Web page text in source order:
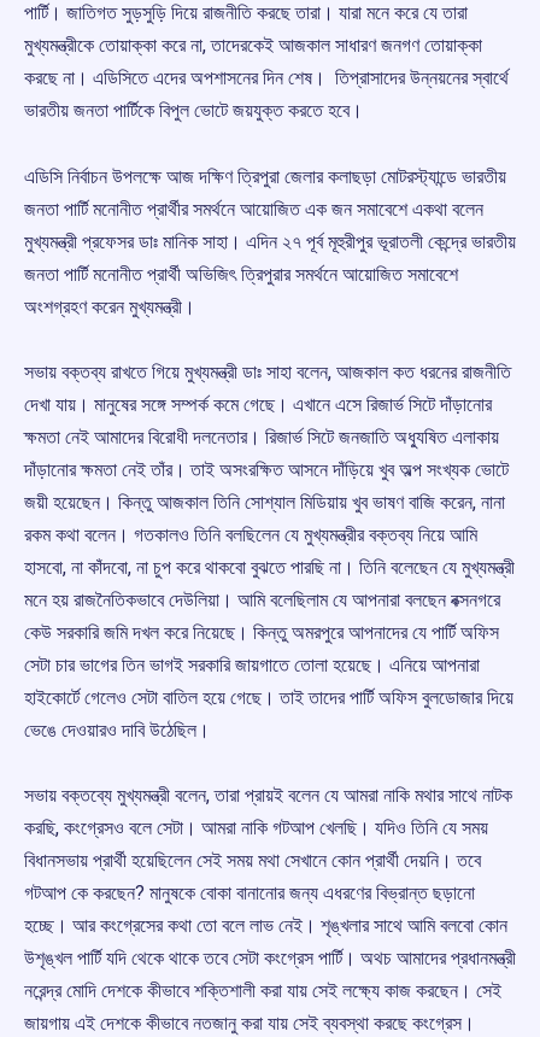
পার্টি। জাতিগত সুড়সুড়ি দিয়ে রাজনীতি করছে তারা। যারা মনে করে যে তারা
মুখ্যমন্ত্রীকে তোয়াক্কা করে না, তাদেরকেই আজকাল সাধারণ জনগণ তোয়াক্কা
করছে না। এডিসিতে এদের অপশাসনের দিন শেষ। তিপ্রাসাদের উন্নয়নের স্বার্থে
ভারতীয় জনতা পার্টিকে বিপুল ভোটে জয়যুক্ত করতে হবে।
এডিসি নির্বাচন উপলক্ষে আজ দক্ষিণ ত্রিপুরা জেলার কলাছড়া মোটরস্ট্যান্ডে ভারতীয়
জনতা পার্টি মনোনীত প্রার্থীর সমর্থনে আয়োজিত এক জন সমাবেশে একথা বলেন
মুখ্যমন্ত্রী প্রফেসর ডাঃ মানিক সাহা। এদিন ২৭ পূর্ব মূহুরীপুর ভূরাতলী কেন্দ্রে ভারতীয়
জনতা পার্টি মনোনীত প্রার্থী অভিজিৎ ত্রিপুরার সমর্থনে আয়োজিত সমাবেশে
অংশগ্রহণ করেন মুখ্যমন্ত্রী।
সভায় বক্তব্য রাখতে গিয়ে মুখ্যমন্ত্রী ডাঃ সাহা বলেন, আজকাল কত ধরনের রাজনীতি
দেখা যায়। মানুষের সঙ্গে সম্পর্ক কমে গেছে। এখানে এসে রিজার্ভ সিটে দাঁড়ানোর
ক্ষমতা নেই আমাদের বিরোধী দলনেতার। রিজার্ভ সিটে জনজাতি অধ্যুষিত এলাকায়
দাঁড়ানোর ক্ষমতা নেই তাঁর। তাই অসংরক্ষিত আসনে দাঁড়িয়ে খুব অল্প সংখ্যক ভোটে
জয়ী হয়েছেন। কিন্তু আজকাল তিনি সোশ্যাল মিডিয়ায় খুব ভাষণ বাজি করেন, নানা
রকম কথা বলেন। গতকালও তিনি বলছিলেন যে মুখ্যমন্ত্রীর বক্তব্য নিয়ে আমি
হাসবো, না কাঁদবো, না চুপ করে থাকবো বুঝতে পারছি না। তিনি বলেছেন যে মুখ্যমন্ত্রী
মনে হয় রাজনৈতিকভাবে দেউলিয়া। আমি বলেছিলাম যে আপনারা বলছেন বক্সনগরে
কেউ সরকারি জমি দখল করে নিয়েছে। কিন্তু অমরপুরে আপনাদের যে পার্টি অফিস
সেটা চার ভাগের তিন ভাগই সরকারি জায়গাতে তোলা হয়েছে। এনিয়ে আপনারা
হাইকোর্টে গেলেও সেটা বাতিল হয়ে গেছে। তাই তাদের পার্টি অফিস বুলডোজার দিয়ে
ভেঙে দেওয়ারও দাবি উঠেছিল।
সভায় বক্তব্যে মুখ্যমন্ত্রী বলেন, তারা প্রায়ই বলেন যে আমরা নাকি মথার সাথে নাটক
করছি, কংগ্রেসও বলে সেটা। আমরা নাকি গটআপ খেলছি। যদিও তিনি যে সময়
বিধানসভায় প্রার্থী হয়েছিলেন সেই সময় মথা সেখানে কোন প্রার্থী দেয়নি। তবে
গটআপ কে করছেন? মানুষকে বোকা বানানোর জন্য এধরণের বিভ্রান্ত ছড়ানো
হচ্ছে। আর কংগ্রেসের কথা তো বলে লাভ নেই। শৃঙ্খলার সাথে আমি বলবো কোন
উশৃঙ্খল পার্টি যদি থেকে থাকে তবে সেটা কংগ্রেস পার্টি। অথচ আমাদের প্রধানমন্ত্রী
নরেন্দ্র মোদি দেশকে কীভাবে শক্তিশালী করা যায় সেই লক্ষ্যে কাজ করছেন। সেই
জায়গায় এই দেশকে কীভাবে নতজানু করা যায় সেই ব্যবস্থা করছে কংগ্রেস।